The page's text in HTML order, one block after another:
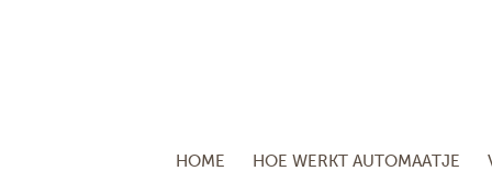
HOME HOE WERKT AUTOMAATJE